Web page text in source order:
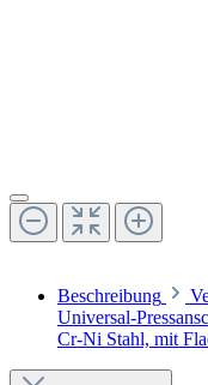
Beschreibung
Universal-
Cr-Ni Stahl, mit